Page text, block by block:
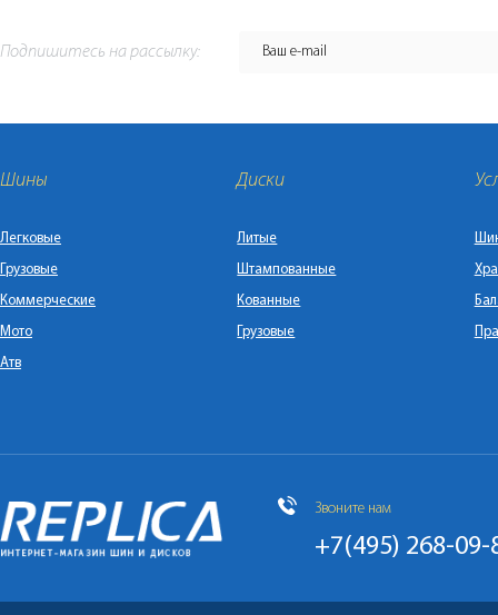
Подпишитесь на рассылку:
Шины
Легковые
Грузовые
Коммерческие
Мото
Атв
Диски
Литые
Штампованные
Кованные
Грузовые
Звоните нам
+7(495) 268-09-